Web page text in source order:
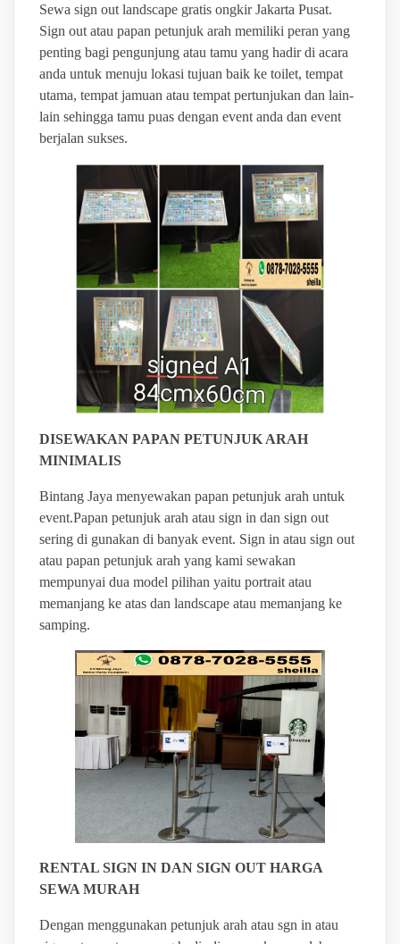
Sewa sign out landscape gratis ongkir Jakarta Pusat.
Sign out atau papan petunjuk arah memiliki peran yang
penting bagi pengunjung atau tamu yang hadir di acara
anda untuk menuju lokasi tujuan baik ke toilet, tempat
utama, tempat jamuan atau tempat pertunjukan dan lain-
lain sehingga tamu puas dengan event anda dan event
berjalan sukses.
DISEWAKAN PAPAN PETUNJUK ARAH
MINIMALIS
Bintang Jaya menyewakan papan petunjuk arah untuk
event.Papan petunjuk arah atau sign in dan sign out
sering di gunakan di banyak event. Sign in atau sign out
atau papan petunjuk arah yang kami sewakan
mempunyai dua model pilihan yaitu portrait atau
memanjang ke atas dan landscape atau memanjang ke
samping.
RENTAL SIGN IN DAN SIGN OUT HARGA
SEWA MURAH
Dengan menggunakan petunjuk arah atau sgn in atau